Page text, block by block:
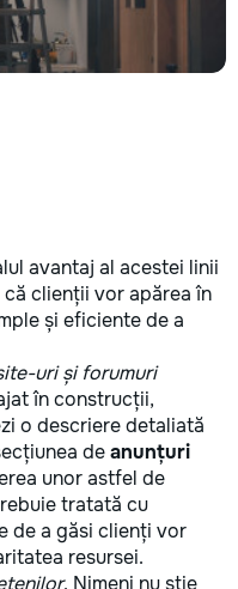
avantaj al acestei linii
clienții vor apărea în
și eficiente de a
uri și forumuri
în construcții,
o descriere detaliată
deanunțuri
unor astfel de
tratată cu
de a găsi clienți vor
resursei.
. Nimeni nu știe